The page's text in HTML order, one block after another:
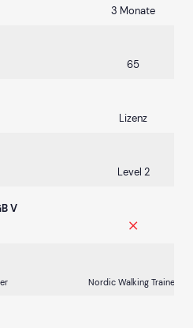
3 Monate
65
Lizenz
Level 2
V
Nordic Walking Trainer